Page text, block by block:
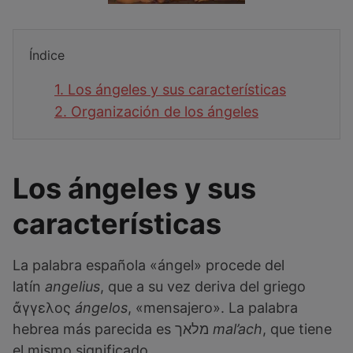
Índice
1. Los ángeles y sus características
2. Organización de los ángeles
Los ángeles y sus
características
La palabra española «ángel» procede del
latín angelius, que a su vez deriva del griego
ἄγγελος ángelos, «mensajero». La palabra
mal’ach, que tiene